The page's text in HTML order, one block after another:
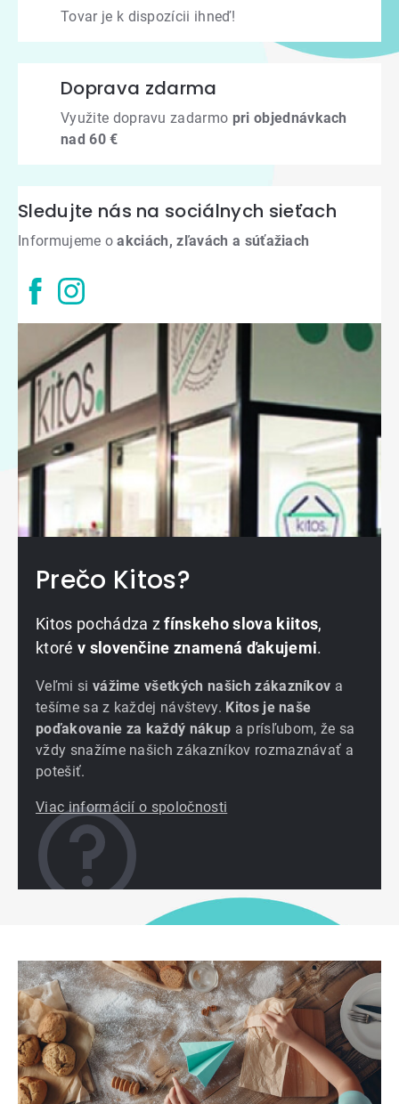
Tovar je k dispozícii ihneď!
Doprava zdarma
Využite dopravu zadarmo pri objednávkach
nad 60 €
Sledujte nás na sociálnych sieťach
Informujeme oakciách, zľavách a súťažiach
Prečo Kitos?
Kitos pochádza zfínskeho slova kiitos,
ktoré v slovenčine znamená ďakujemi.
Veľmi si vážime všetkých našich zákazníkov a
tešíme sa z každej návštevy. Kitos je naše
poďakovanie za každý nákup a prísľubom, že sa
vždy snažíme našich zákazníkov rozmaznávať a
potešiť.
Viac informácií o spoločnosti